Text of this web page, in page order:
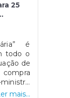
25
é
todo o
de
compra
mais...